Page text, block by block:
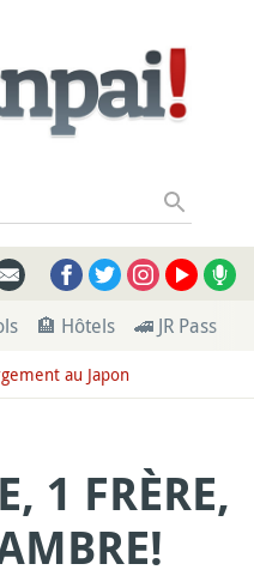
🏨 Hôtels 🚄 JR Pass
au Japon
1 FRÈRE,